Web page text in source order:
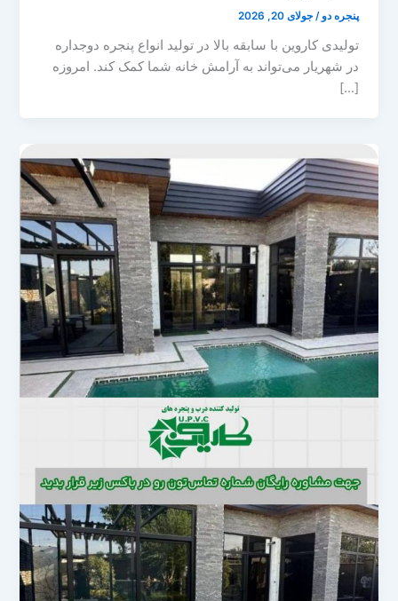
پنجره دو/جولای 20, 2026
تولیدی کاروین با سابقه بالا در تولید انواع پنجره دوجداره
در شهریار می‌تواند به آرامش خانه شما کمک کند. امروزه
[…]